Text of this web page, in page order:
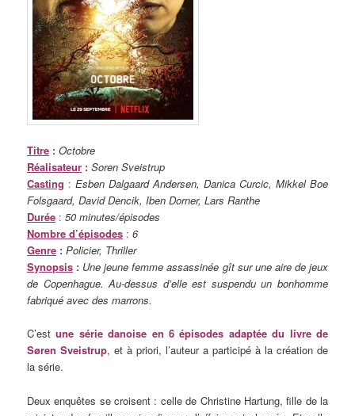
Titre : Octobre
Réalisateur : Soren Sveistrup
Casting :Esben Dalgaard Andersen, Danica Curcic, Mikkel Boe
Folsgaard, David Dencik, Iben Dorner, Lars Ranthe
Durée : 50 minutes/épisodes
Nombre d’épisodes : 6
Genre : Policier, Thriller
Synopsis : Une jeune femme assassinée gît sur une aire de jeux
de Copenhague. Au-dessus d’elle est suspendu un bonhomme
fabriqué avec des marrons.
C’estune série danoise en 6 épisodes adaptée du livre de
Søren Sveistrup, et à priori, l’auteur a participé à la création de
la série.
Deux enquêtes se croisent : celle de Christine Hartung, fille de la